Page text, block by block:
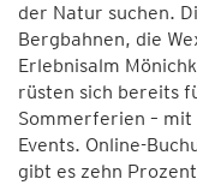
der Natur suchen.
Bergbahnen, die
Erlebnisalm
rüsten sich bereits
Sommerferien – mit
Events. Online-
gibt es zehn